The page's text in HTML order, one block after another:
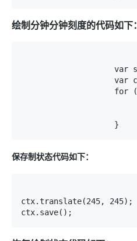
绘制分钟分钟刻度的代码如下：
		    }
保存制状态代码如下：
ctx.translate(245, 245);
ctx.save();